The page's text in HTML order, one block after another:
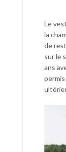
Le
la
de
sur le
ans